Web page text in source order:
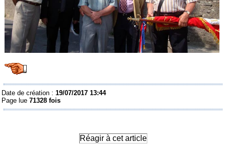
Date de création :19/07/2017 13:44
Page lue71328 fois
Réagir à cet article